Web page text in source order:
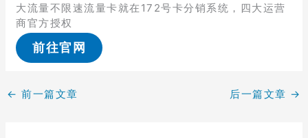
大流量不限速流量卡就在172号卡分销系统，四大运营
商官方授权
前往官网
← 前一篇文章 后一篇文章 →